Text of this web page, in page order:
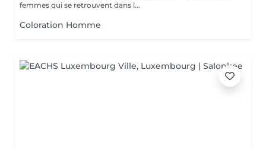
femmes qui se retrouvent dans l...
Coloration Homme